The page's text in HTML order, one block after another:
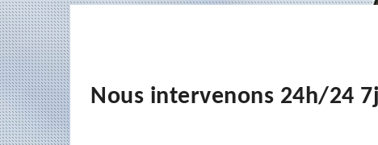
Nous intervenons 24h/24